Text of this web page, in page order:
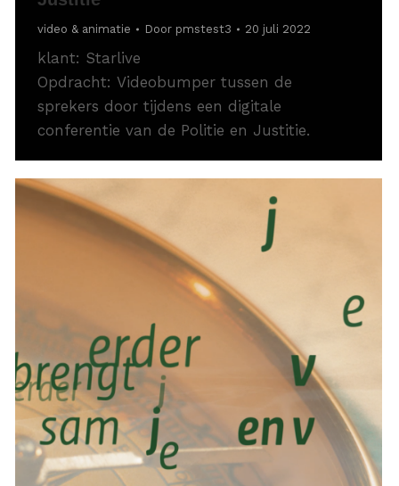
video & animatie Door pmstest3 20 juli 2022
klant: Starlive
Opdracht: Videobumper tussen de
sprekers door tijdens een digitale
conferentie van de Politie en Justitie.